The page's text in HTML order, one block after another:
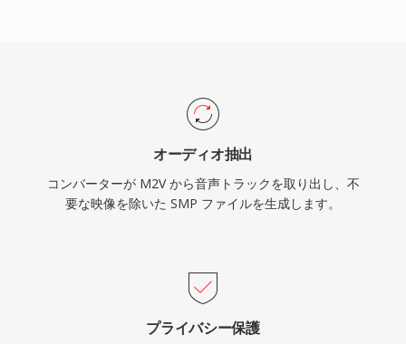
オーディオ抽出
コンバーターが M2V から音声トラックを取り出し、不
要な映像を除いた SMP ファイルを生成します。
プライバシー保護